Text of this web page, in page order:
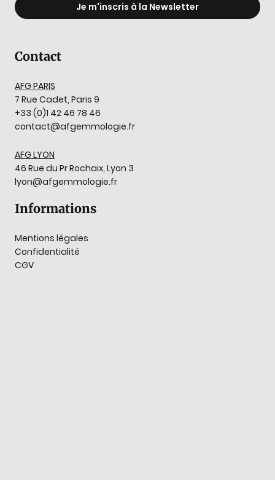
Je m'inscris à la Newsletter
Informations
Mentions légales
Confidentialité
CGV
Contact
AFG PARIS
7 Rue Cadet, Paris 9
+33 (0)1 42 46 78 46
contact@afgemmologie.fr
AFG LYON
46 Rue du Pr Rochaix, Lyon 3
lyon@afgemmologie.fr